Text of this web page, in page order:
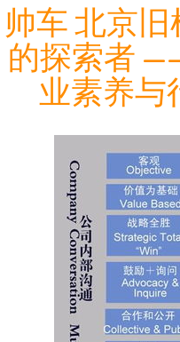
帅车 北京
的探索者
业素养与